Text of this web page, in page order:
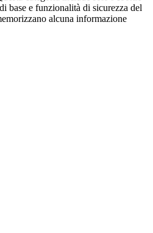
base e funzionalità di sicurezza del
alcuna informazione